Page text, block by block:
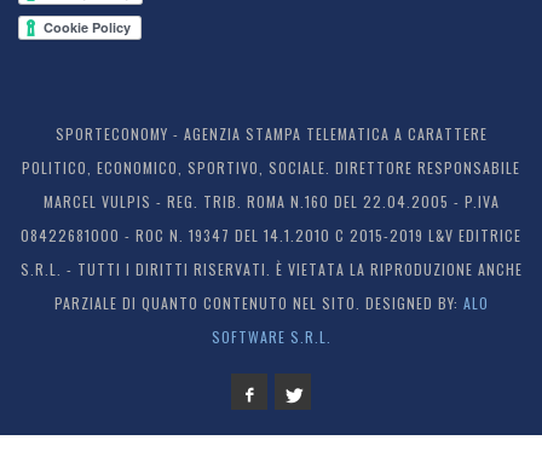
SPORTECONOMY - AGENZIA STAMPA TELEMATICA A CARATTERE
POLITICO, ECONOMICO, SPORTIVO, SOCIALE. DIRETTORE RESPONSABILE
MARCEL VULPIS - REG. TRIB. ROMA N.160 DEL 22.04.2005 - P.IVA
08422681000 - ROC N. 19347 DEL 14.1.2010 C 2015-2019 L&V EDITRICE
S.R.L. - TUTTI I DIRITTI RISERVATI. È VIETATA LA RIPRODUZIONE ANCHE
PARZIALE DI QUANTO CONTENUTO NEL SITO. DESIGNED BY: ALO
SOFTWARE S.R.L.